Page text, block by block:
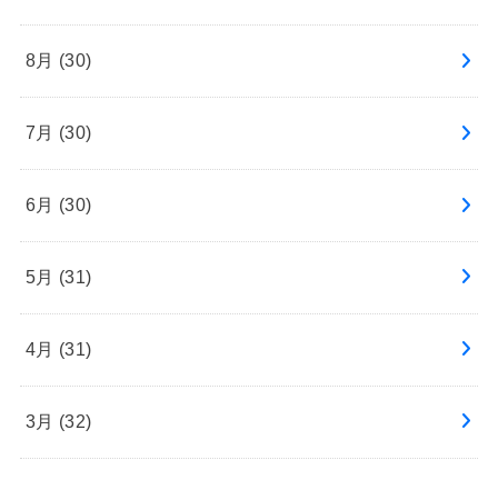
8月 (30)
7月 (30)
6月 (30)
5月 (31)
4月 (31)
3月 (32)